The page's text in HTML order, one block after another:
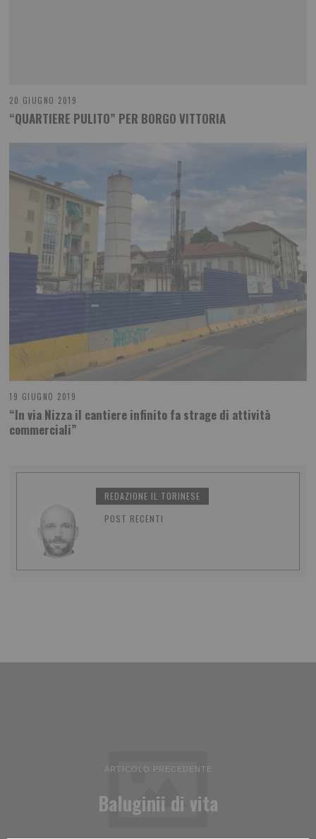
20 GIUGNO 2019
“QUARTIERE PULITO” PER BORGO VITTORIA
19 GIUGNO 2019
“In via Nizza il cantiere infinito fa strage di attività
commerciali”
REDAZIONE IL TORINESE
POST RECENTI
ARTICOLO PRECEDENTE
Baluginii di vita